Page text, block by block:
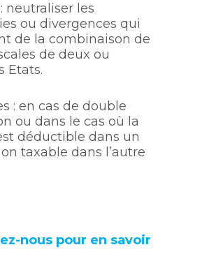
neutraliser les
ou divergences qui
de la combinaison de
de deux ou
Etats.
: en cas de double
ou dans le cas où la
déductible dans un
taxable dans l’autre
nous pour en savoir